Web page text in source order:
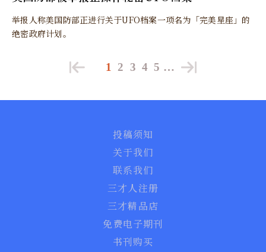
举报人称美国防部正进行关于UFO档案一项名为「完美星座」的
绝密政府计划。
1 2 3 4 5 …
投稿须知
关于我们
联系我们
三才人注册
三才精品店
免费电子期刊
书刊购买